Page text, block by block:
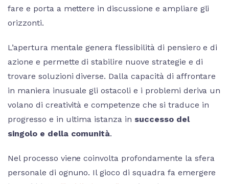
fare e porta a mettere in discussione e ampliare gli
orizzonti.
L’apertura mentale genera flessibilità di pensiero e di
azione e permette di stabilire nuove strategie e di
trovare soluzioni diverse. Dalla capacità di affrontare
in maniera inusuale gli ostacoli e i problemi deriva un
volano di creatività e competenze che si traduce in
progresso e in ultima istanza in successo del
singolo e della comunità.
Nel processo viene coinvolta profondamente la sfera
personale di ognuno. Il gioco di squadra fa emergere